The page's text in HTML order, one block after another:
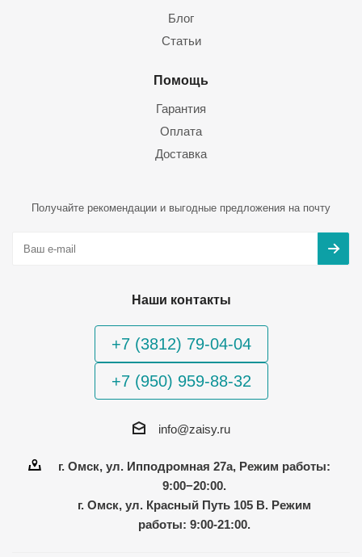
Блог
Статьи
Помощь
Гарантия
Оплата
Доставка
Получайте рекомендации и выгодные предложения на почту
Наши контакты
+7 (3812) 79-04-04
+7 (950) 959-88-32
info@zaisy.ru
г. Омск, ул. Ипподромная 27а, Режим работы:
9:00−20:00.
г. Омск, ул. Красный Путь 105 В. Режим
работы: 9:00-21:00.